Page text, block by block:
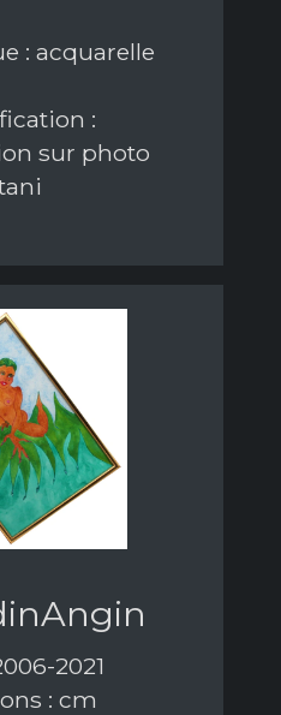
: acquarelle
:
sur photo
2021
: cm